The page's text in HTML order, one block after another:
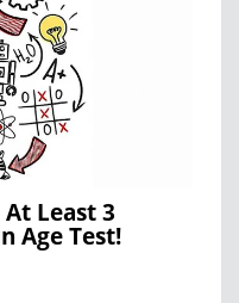
Least 3
Age Test!